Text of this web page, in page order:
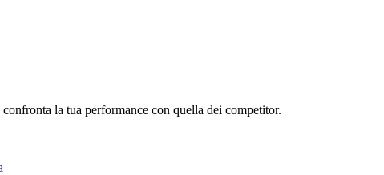
la tua performance con quella dei competitor.